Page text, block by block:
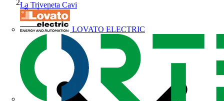
La Triveneta Cavi
LOVATO ELECTRIC
Prodotti